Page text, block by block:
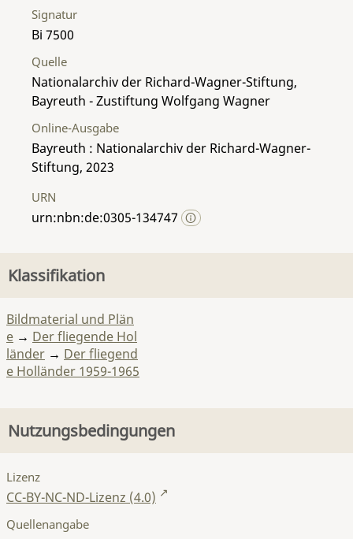
Signatur
Bi 7500
Quelle
Nationalarchiv der Richard-Wagner-Stiftung,
Bayreuth - Zustiftung Wolfgang Wagner
Online-Ausgabe
Bayreuth : Nationalarchiv der Richard-Wagner-
Stiftung, 2023
URN
urn:nbn:de:0305-134747
Klassifikation
Bildmaterial und Plän
e → Der fliegende Hol
länder → Der fliegend
e Holländer 1959-1965
Nutzungsbedingungen
Lizenz
CC-BY-NC-ND-Lizenz (4.0)
Quellenangabe